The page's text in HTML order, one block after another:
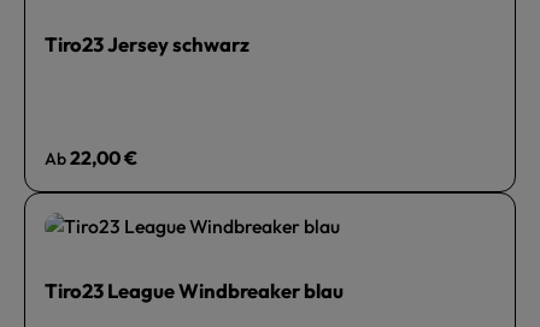
Tiro23 Jersey schwarz
Regulärer Preis:
Ab22,00 €
Tiro23 League Windbreaker blau